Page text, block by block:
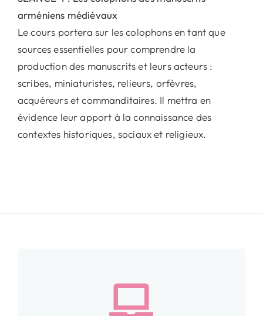
arméniens médiévaux
Le cours portera sur les colophons en tant que
sources essentielles pour comprendre la
production des manuscrits et leurs acteurs :
scribes, miniaturistes, relieurs, orfèvres,
acquéreurs et commanditaires. Il mettra en
évidence leur apport à la connaissance des
contextes historiques, sociaux et religieux.